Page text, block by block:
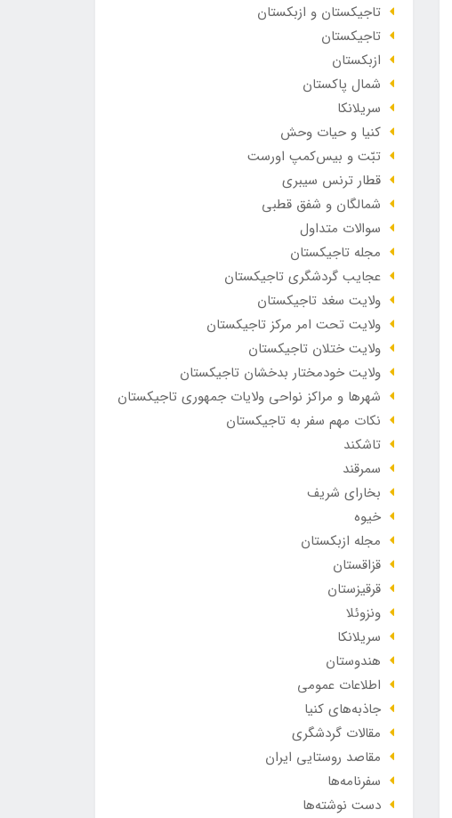
تاجیکستان و ازبکستان
تاجیکستان
ازبکستان
شمال پاکستان
سریلانکا
کنیا و حیات وحش
تبّت و بیس‌کمپ اورست
قطار ترنس سیبری
شمالگان و شفق قطبی
سوالات متداول
مجله تاجیکستان
عجایب گردشگری تاجیکستان
ولایت سغد تاجیکستان
ولایت تحت امر مرکز تاجیکستان
ولایت ختلان تاجیکستان
ولایت خودمختار بدخشان تاجیکستان
شهرها و مراکز نواحی ولایات جمهوری تاجیکستان
نکات مهم سفر به تاجیکستان
تاشکند
سمرقند
بخارای شریف
خیوه
مجله ازبکستان
قزاقستان
قرقیزستان
ونزوئلا
سریلانکا
هندوستان
اطلاعات عمومی
جاذبه‌های کنیا
مقالات گردشگری
مقاصد روستایی ایران
سفرنامه‌ها
دست نوشته‌ها